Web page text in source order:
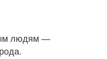
людям —